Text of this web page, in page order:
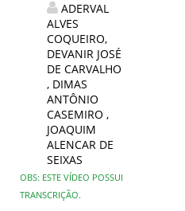
ADERVAL
ALVES
COQUEIRO,
DEVANIR JOSÉ
DE CARVALHO
, DIMAS
ANTÔNIO
CASEMIRO,
JOAQUIM
ALENCAR DE
SEIXAS
OBS: ESTE VÍDEO POSSUI
TRANSCRIÇÃO.